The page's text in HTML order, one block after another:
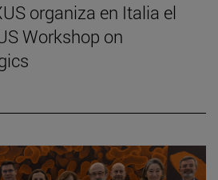
organiza en Italia el
Workshop on